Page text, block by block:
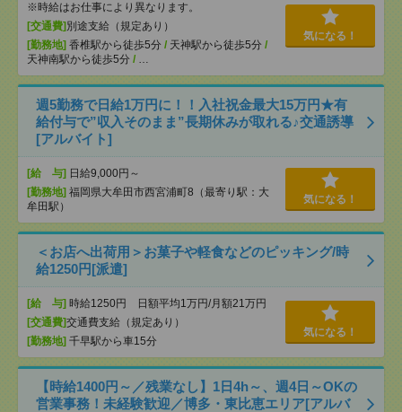
※時給はお仕事により異なります。
[交通費] 別途支給（規定あり）
[勤務地] 香椎駅から徒歩5分 / 天神駅から徒歩5分 /
天神南駅から徒歩5分 / …
気になる！
週5勤務で日給1万円に！！入社祝金最大15万円★有
給付与で”収入そのまま”長期休みが取れる♪交通誘導
[アルバイト]
[給 与] 日給9,000円～
[勤務地] 福岡県大牟田市西宮浦町8（最寄り駅：大
牟田駅）
気になる！
＜お店へ出荷用＞お菓子や軽食などのピッキング/時
給1250円[派遣]
[給 与] 時給1250円 日額平均1万円/月額21万円
[交通費]交通費支給（規定あり）
[勤務地] 千早駅から車15分
気になる！
【時給1400円～／残業なし】1日4h～、週4日～OKの
営業事務！未経験歓迎／博多・東比恵エリア[アルバ